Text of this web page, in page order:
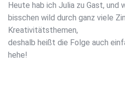
Heute hab ich Julia zu Gast, und
bisschen wild durch ganz viele
Kreativitätsthemen,
deshalb heißt die Folge auch
hehe!